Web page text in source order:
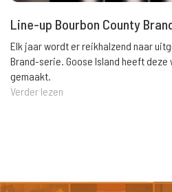
Line-up Bourbon County
Elk jaar wordt er reikhalzend naar
Brand-serie. Goose Island heeft
gemaakt.
Verder lezen